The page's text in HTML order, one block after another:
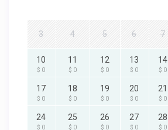
3 4 5 6 7
10
$ 0
11
$ 0
12
$ 0
13
$ 0
14
$ 0
17
$ 0
18
$ 0
19
$ 0
20
$ 0
21
$ 0
24
$ 0
25
$ 0
26
$ 0
27
$ 0
28
$ 0